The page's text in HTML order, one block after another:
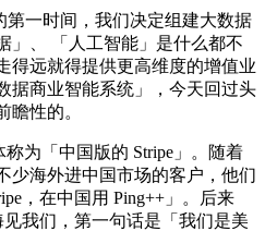
第一时间，我们决定组建大数据
」、 「人工智能」是什么都不
得远就得提供更高维度的增值业
据商业智能系统」，今天回过头
瞻性的。
称为「中国版的 Stripe」。随着
少海外进中国市场的客户，他们
，在中国用 Ping++」。后来
我们，第一句话是「我们是美